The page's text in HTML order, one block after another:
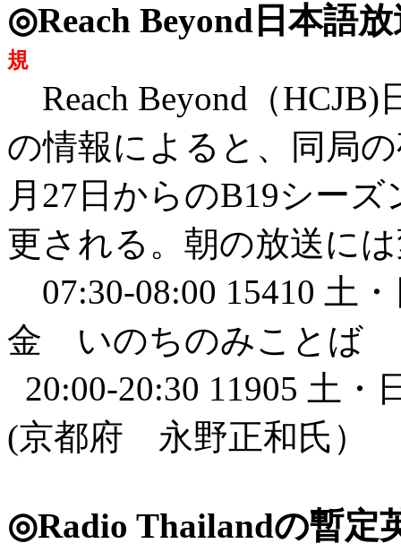
◎Reach Beyond日本語
規
Reach Beyond（
の情報によると、同局
月27日からのB19シーズ
更される。朝の放送に
07:30-08:00 15410 土
金 いのちのみことば
20:00-20:30 11905 土
(京都府 永野正和氏）
◎Radio Thailandの暫